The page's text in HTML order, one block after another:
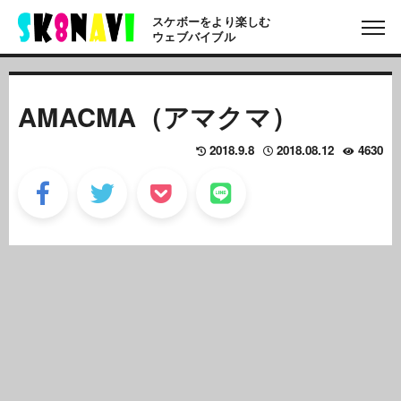
スケボーをより楽しむ
ウェブバイブル
AMACMA（アマクマ）
4630
2018.08.12
2018.9.8